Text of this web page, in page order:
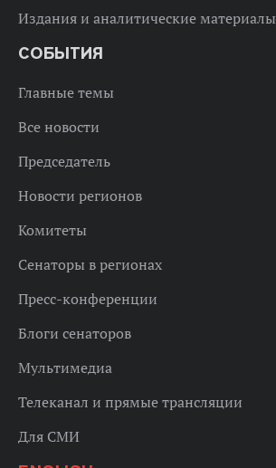
Издания и аналитические материалы
СОБЫТИЯ
Главные темы
Все новости
Председатель
Новости регионов
Комитеты
Сенаторы в регионах
Пресс-конференции
Блоги сенаторов
Мультимедиа
Телеканал и прямые трансляции
Для СМИ